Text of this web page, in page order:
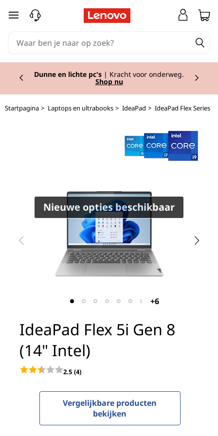
P
a
Ga naar de hoofdinhoud
Dunne en lichte pc's | Kracht voor onderweg.
Shop nu
Startpagina > Laptops en ultrabooks > IdeaPad > IdeaPad Flex Series
Nieuwe opties beschikbaar
+6
IdeaPad Flex 5i Gen 8
(14" Intel)
2.5 (4)
Vergelijkbare producten
bekijken